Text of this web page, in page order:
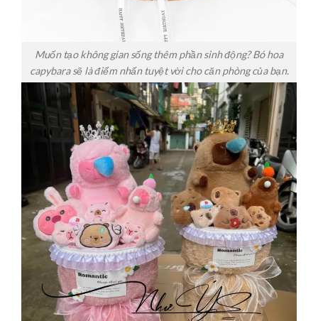
Muốn tạo không gian sống thêm phần sinh động? Bó hoa
capybara sẽ là điểm nhấn tuyệt vời cho căn phòng của bạn.